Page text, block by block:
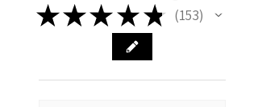
★★★ ★ ★ 153
153